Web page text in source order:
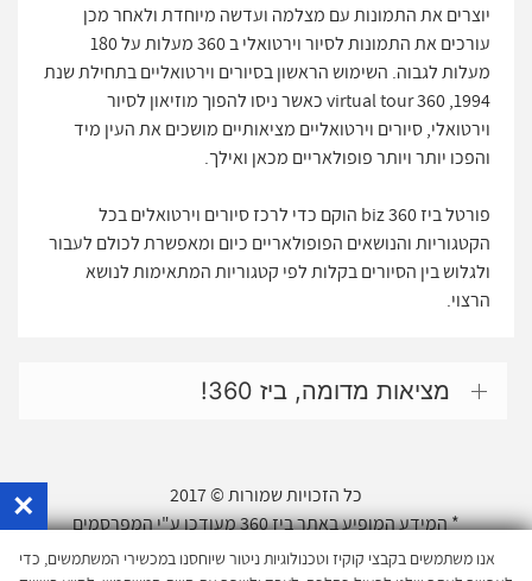
יוצרים את התמונות עם מצלמה ועדשה מיוחדת ולאחר מכן
עורכים את התמונות לסיור וירטואלי ב 360 מעלות על 180
מעלות לגבוה. השימוש הראשון בסיורים וירטואליים בתחילת שנת
1994, virtual tour 360 כאשר ניסו להפוך מוזיאון לסיור
וירטואלי, סיורים וירטואליים מציאותיים מושכים את העין מיד
והפכו יותר ויותר פופולאריים מכאן ואילך.
פורטל ביז 360 biz הוקם כדי לרכז סיורים וירטואלים בכל
הקטגוריות והנושאים הפופולאריים כיום ומאפשרת לכולם לעבור
ולגלוש בין הסיורים בקלות לפי קטגוריות המתאימות לנושא
הרצוי.
מציאות מדומה, ביז 360!
כל הזכויות שמורות © 2017
* המידע המופיע באתר ביז 360 מעודכן ע"י המפרסמים
ובאחריותם *
×
אנו משתמשים בקבצי קוקיז וטכנולוגיות ניטור שיוחסנו במכשירי המשתמשים, כדי